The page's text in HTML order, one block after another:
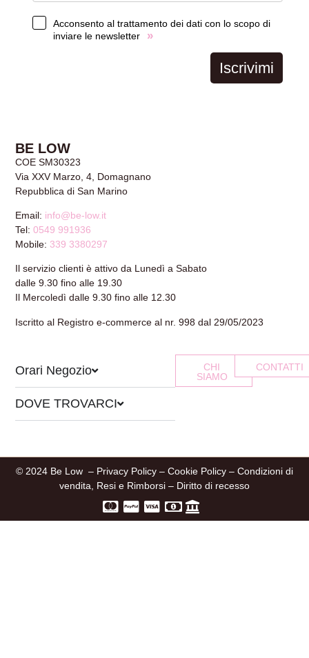
AGGIUNGI AL CARRELLO
Acconsento al trattamento dei dati con lo scopo di
inviare le newsletter
»
Iscrivimi
BE LOW
COE SM30323
Via XXV Marzo, 4, Domagnano
Repubblica di San Marino
Email: info@be-low.it
Tel:0549 991936
Mobile: 339 3380297
Il servizio clienti è attivo da Lunedì a Sabato
dalle 9.30 fino alle 19.30
Il Mercoledì dalle 9.30 fino alle 12.30
Iscritto al Registro e-commerce al nr. 998 dal 29/05/2023
Orari Negozio
DOVE TROVARCI
CHI
SIAMO
CONTATTI
© 2024 Be Low – Privacy Policy – Cookie Policy – Condizioni di
vendita, Resi e Rimborsi – Diritto di recesso